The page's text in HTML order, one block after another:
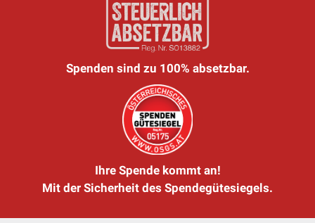
Spenden sind zu 100% absetzbar.
Ihre Spende kommt an!
Mit der Sicherheit des Spendegütesiegels.